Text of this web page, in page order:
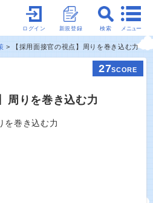
メニュー
検索
新規登録
ログイン
【採用面接官の視点】周りを巻き込む力
27SCORE
周りを巻き込む力